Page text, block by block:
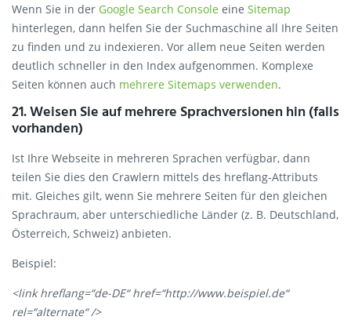
Wenn Sie in der Google Search Console eine Sitemap
hinterlegen, dann helfen Sie der Suchmaschine all Ihre Seiten
zu finden und zu indexieren. Vor allem neue Seiten werden
deutlich schneller in den Index aufgenommen. Komplexe
Seiten können auch mehrere Sitemaps verwenden.
21. Weisen Sie auf mehrere Sprachversionen hin (falls
vorhanden)
Ist Ihre Webseite in mehreren Sprachen verfügbar, dann
teilen Sie dies den Crawlern mittels des hreflang-Attributs
mit. Gleiches gilt, wenn Sie mehrere Seiten für den gleichen
Sprachraum, aber unterschiedliche Länder (z. B. Deutschland,
Österreich, Schweiz) anbieten.
Beispiel:
<link hreflang=“de-DE“ href=“http://www.beispiel.de“
rel=“alternate“ />